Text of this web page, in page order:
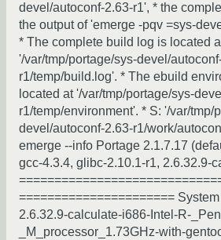
devel/autoconf-2.63-r1', * the
the output of 'emerge -pqv =sys-
* The complete build log is located
'/var/tmp/portage/sys-devel/
r1/temp/build.log'. * The ebuild
located at '/var/tmp/portage/sys-
r1/temp/environment'. * S: '/var/tmp/
devel/autoconf-2.63-r1/work/
emerge --info Portage 2.1.7.17
gcc-4.3.4, glibc-2.10.1-r1, 2.6.32.9-
======================
2.6.32.9-calculate-i686-Intel-R-
_M_processor_1.73GHz-with-